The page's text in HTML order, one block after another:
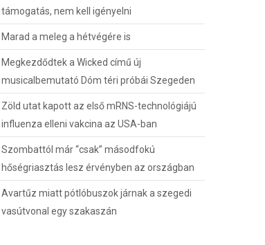
támogatás, nem kell igényelni
Marad a meleg a hétvégére is
Megkezdődtek a Wicked című új
musicalbemutató Dóm téri próbái Szegeden
Zöld utat kapott az első mRNS-technológiájú
influenza elleni vakcina az USA-ban
Szombattól már “csak” másodfokú
hőségriasztás lesz érvényben az országban
Avartűz miatt pótlóbuszok járnak a szegedi
vasútvonal egy szakaszán